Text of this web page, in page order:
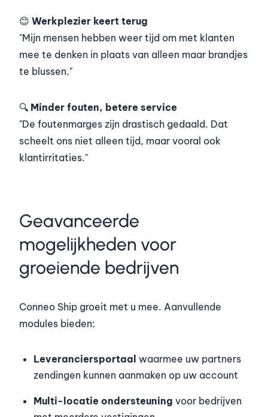
😊 Werkplezier keert terug
"Mijn mensen hebben weer tijd om met klanten
mee te denken in plaats van alleen maar brandjes
te blussen."
🔍 Minder fouten, betere service
"De foutenmarges zijn drastisch gedaald. Dat
scheelt ons niet alleen tijd, maar vooral ook
klantirritaties."
Geavanceerde
mogelijkheden voor
groeiende bedrijven
Conneo Ship groeit met u mee. Aanvullende
modules bieden:
Leveranciersportaal waarmee uw partners
zendingen kunnen aanmaken op uw account
Multi-locatie ondersteuning voor bedrijven